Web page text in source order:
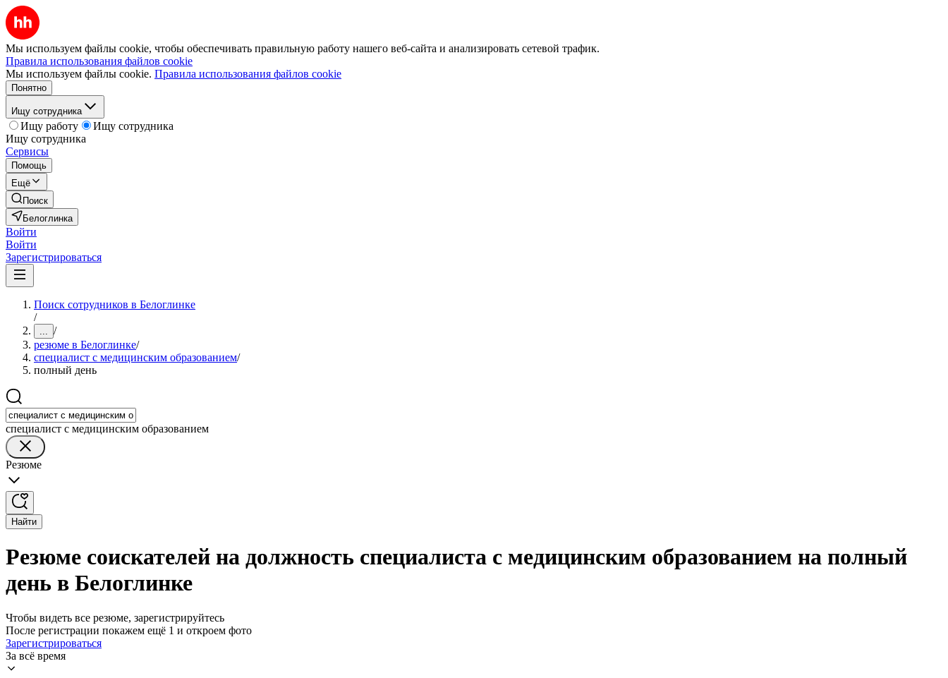
Мы используем файлы cookie, чтобы обеспечивать правильную работу нашего веб-сайта и анализировать сетевой трафик.
Правила использования файлов cookie
Мы используем файлы cookie. Правила использования файлов cookie
Понятно
Ищу сотрудника
Ищу работу
Ищу сотрудника
Ищу сотрудника
Сервисы
Помощь
Ещё
Поиск
Белоглинка
Войти
Войти
Зарегистрироваться
Поиск сотрудников в Белоглинке
/
... /
резюме в Белоглинке/
специалист с медицинским образованием/
полный день
специалист с медицинским образованием
Резюме
Найти
Резюме соискателей на должность специалиста с медицинским образованием на полный
день в Белоглинке
Чтобы видеть все резюме, зарегистрируйтесь
После регистрации покажем ещё 1 и откроем фото
Зарегистрироваться
За всё время